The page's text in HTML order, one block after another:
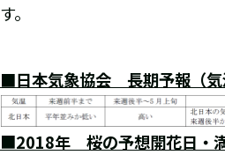
す。
■日本気象協会 長期予報（気
■2018年 桜の予想開花日・満